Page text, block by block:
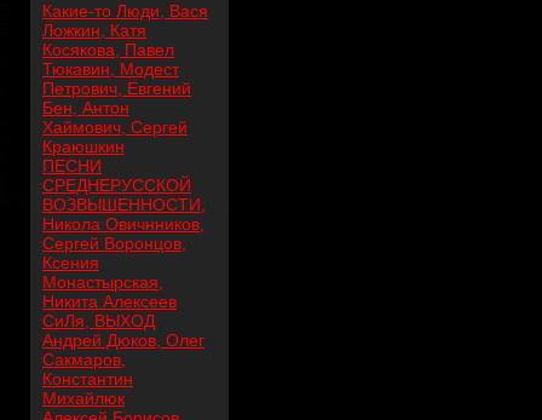
Какие-то Люди, Вася
Ложкин, Катя
Косякова, Павел
Тюкавин, Модест
Петрович, Евгений
Бен, Антон
Хаймович, Сергей
Краюшкин
ПЕСНИ
СРЕДНЕРУССКОЙ
ВОЗВЫШЕННОСТИ,
Никола Овичнников,
Сергей Воронцов,
Ксения
Монастырская,
Никита Алексеев
СиЛя, ВЫХОД
Андрей Дюков, Олег
Сакмаров,
Константин
Михайлюк